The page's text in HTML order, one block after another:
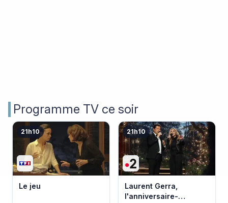
Programme TV ce soir
21h10
Le jeu
21h10
Laurent Gerra,
l'anniversaire-